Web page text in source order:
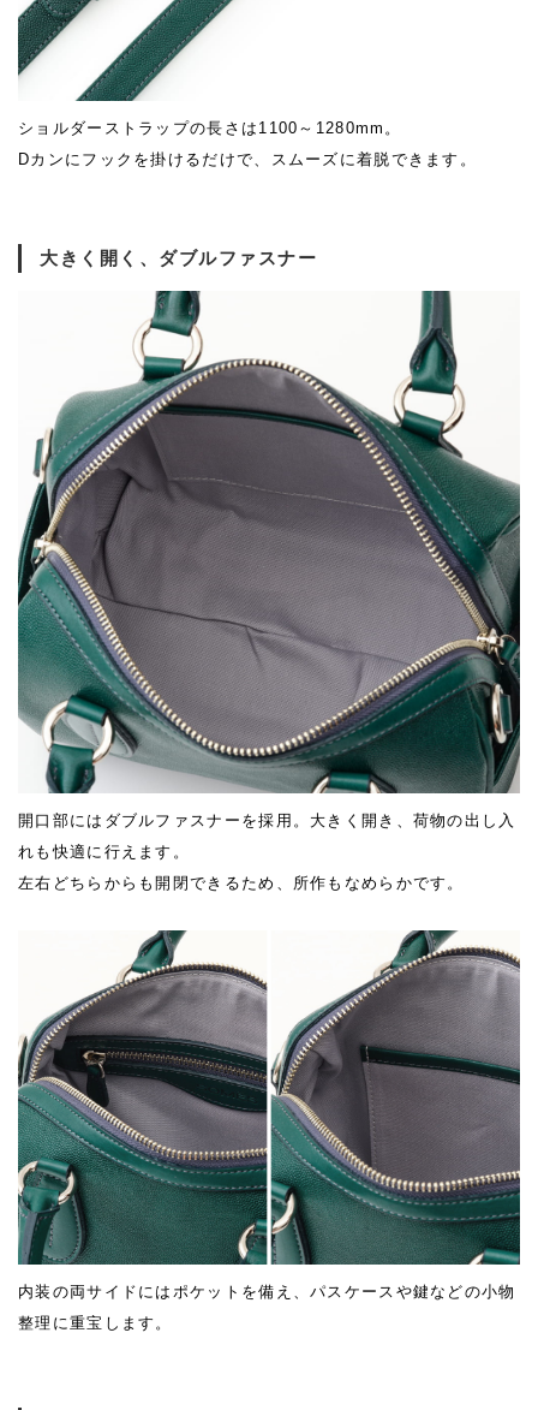
ショルダーストラップの長さは1100～1280mm。
Dカンにフックを掛けるだけで、スムーズに着脱できます。
大きく開く、ダブルファスナー
開口部にはダブルファスナーを採用。大きく開き、荷物の出し入
れも快適に行えます。
左右どちらからも開閉できるため、所作もなめらかです。
内装の両サイドにはポケットを備え、パスケースや鍵などの小物
整理に重宝します。